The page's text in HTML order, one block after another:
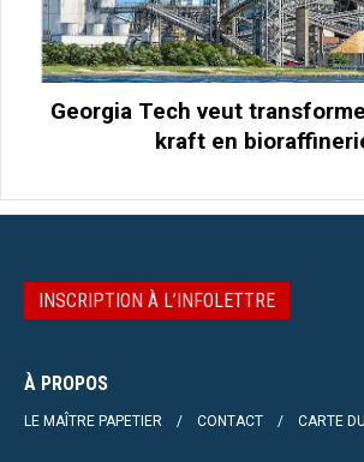
Georgia Tech veut
kraft en
INSCRIPTION À L’INFOLETTRE
À PROPOS
LE MAÎTRE PAPETIER CONTACT CARTE